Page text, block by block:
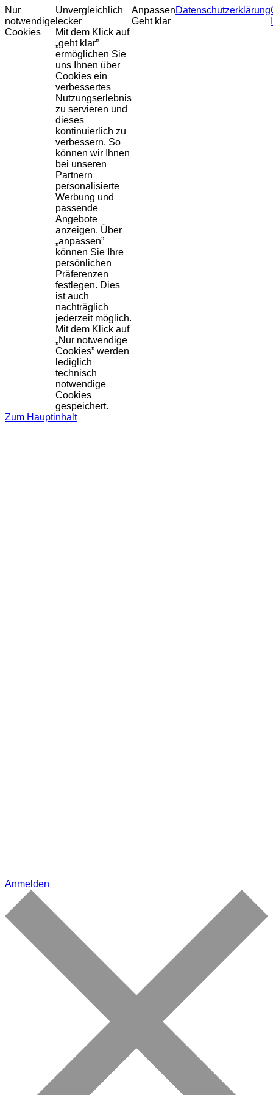
Nur
notwendige
Cookies
Unvergleichlich
lecker
Mit dem Klick auf
„geht klar”
ermöglichen Sie
uns Ihnen über
Cookies ein
verbessertes
Nutzungserlebnis
zu servieren und
dieses
kontinuierlich zu
verbessern. So
können wir Ihnen
bei unseren
Partnern
personalisierte
Werbung und
passende
Angebote
anzeigen. Über
„anpassen”
können Sie Ihre
persönlichen
Präferenzen
festlegen. Dies
ist auch
nachträglich
jederzeit möglich.
Mit dem Klick auf
„Nur notwendige
Cookies” werden
lediglich
technisch
notwendige
Cookies
gespeichert.
Anpassen
Geht klar
Datenschutzerklärung
Zum Hauptinhalt
Anmelden